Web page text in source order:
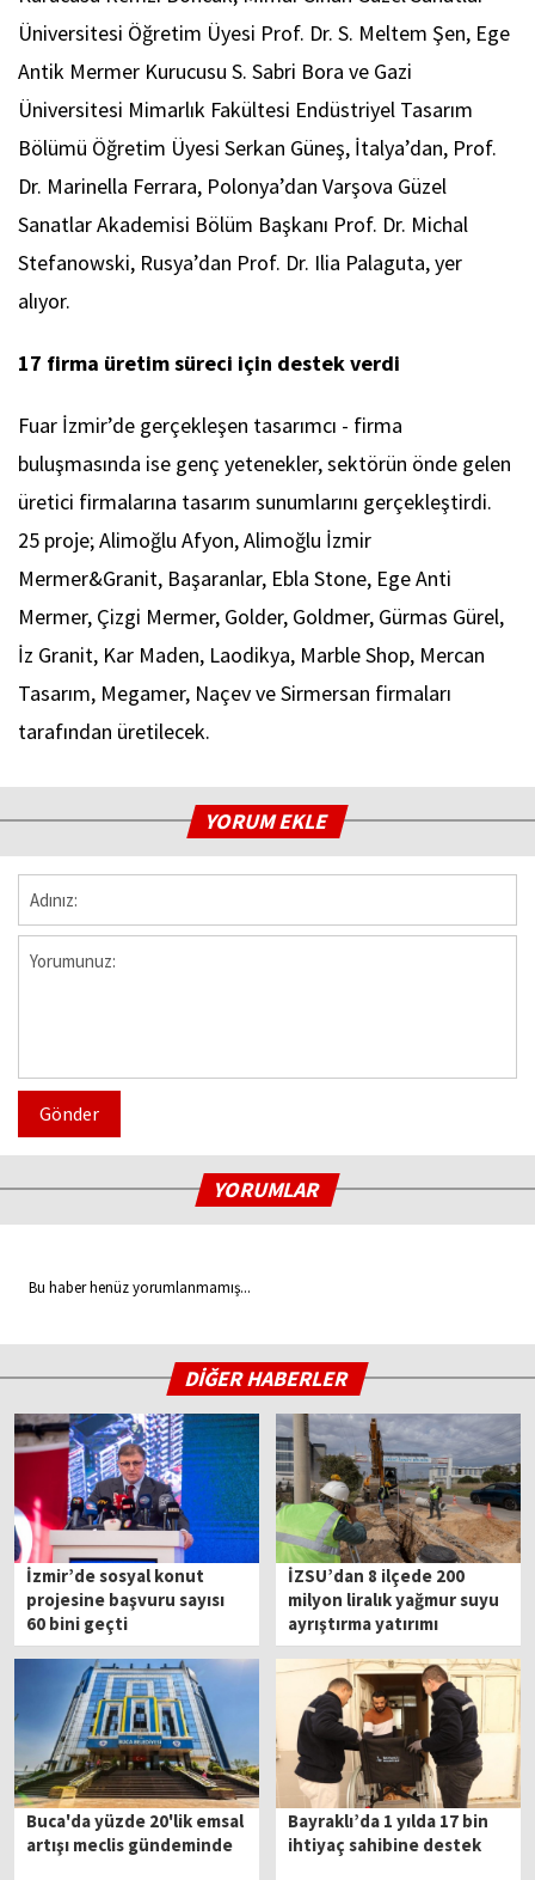
Üniversitesi Öğretim Üyesi Prof. Dr. S. Meltem Şen, Ege
Antik Mermer Kurucusu S. Sabri Bora ve Gazi
Üniversitesi Mimarlık Fakültesi Endüstriyel Tasarım
Bölümü Öğretim Üyesi Serkan Güneş, İtalya’dan, Prof.
Dr. Marinella Ferrara, Polonya’dan Varşova Güzel
Sanatlar Akademisi Bölüm Başkanı Prof. Dr. Michal
Stefanowski, Rusya’dan Prof. Dr. Ilia Palaguta, yer
alıyor.
17 firma üretim süreci için destek verdi
Fuar İzmir’de gerçekleşen tasarımcı - firma
buluşmasında ise genç yetenekler, sektörün önde gelen
üretici firmalarına tasarım sunumlarını gerçekleştirdi.
25 proje; Alimoğlu Afyon, Alimoğlu İzmir
Mermer&Granit, Başaranlar, Ebla Stone, Ege Anti
Mermer, Çizgi Mermer, Golder, Goldmer, Gürmas Gürel,
İz Granit, Kar Maden, Laodikya, Marble Shop, Mercan
Tasarım, Megamer, Naçev ve Sirmersan firmaları
tarafından üretilecek.
YORUM EKLE
Gönder
YORUMLAR
Bu haber henüz yorumlanmamış...
DİĞER HABERLER
İzmir’de sosyal konut
projesine başvuru sayısı
60 bini geçti
İZSU’dan 8 ilçede 200
milyon liralık yağmur suyu
ayrıştırma yatırımı
Buca'da yüzde 20'lik emsal
artışı meclis gündeminde
Bayraklı’da 1 yılda 17 bin
ihtiyaç sahibine destek